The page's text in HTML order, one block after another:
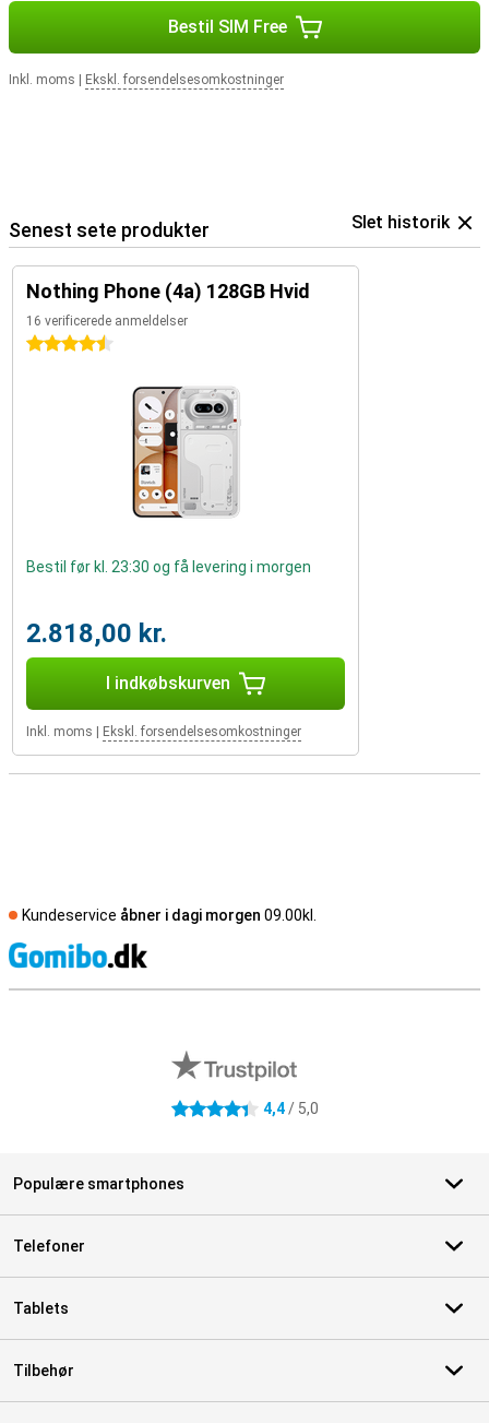
Bestil SIM Free
Inkl. moms Ekskl. forsendelsesomkostninger
Senest sete produkter Slet historik
Nothing Phone (4a) 128GB Hvid
16 verificerede anmeldelser
4.5 stjerner
Bestil før kl. 23:30 og få levering i morgen
2.818,00 kr.
I indkøbskurven
Inkl. moms Ekskl. forsendelsesomkostninger
Kundeservice åbner i dagi morgen 09.00kl.
4.4 stjerner 4,4/ 5,0
Populære smartphones
Telefoner
Tablets
Tilbehør